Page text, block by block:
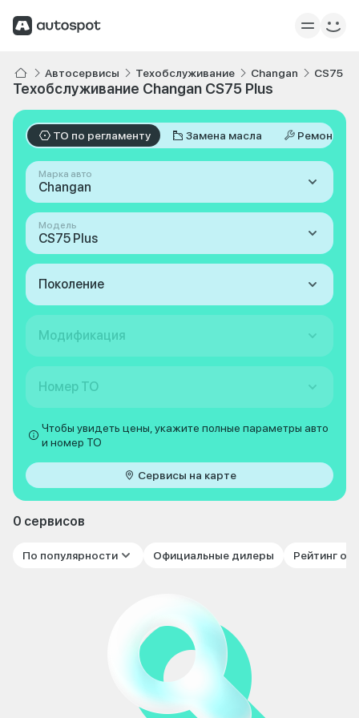
Автосервисы Техобслуживание Changan CS75
Техобслуживание Changan CS75 Plus
ТО по регламенту Замена масла Ремонт
Марка авто
Changan
Модель
CS75 Plus
Поколение
Модификация
Номер ТО
Чтобы увидеть цены, укажите полные параметры авто
и номер ТО
Сервисы на карте
0 сервисов
По популярности Официальные дилеры Рейтинг